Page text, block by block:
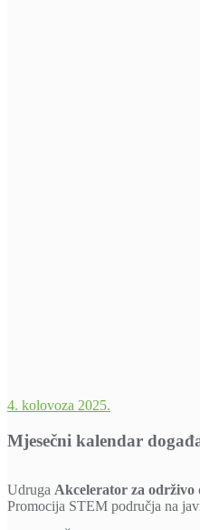
4. kolovoza 2025.
Mjesečni kalendar
Udruga Akcelerator za održivo
Promocija STEM područja na